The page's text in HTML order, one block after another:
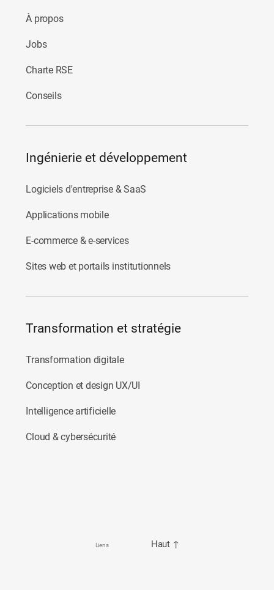
À propos
Jobs
Charte RSE
Conseils
Ingénierie et développement
Logiciels d'entreprise & SaaS
Applications mobile
E-commerce & e-services
Sites web et portails institutionnels
Transformation et stratégie
Transformation digitale
Conception et design UX/UI
Intelligence artificielle
Cloud & cybersécurité
Liens Haut ↑